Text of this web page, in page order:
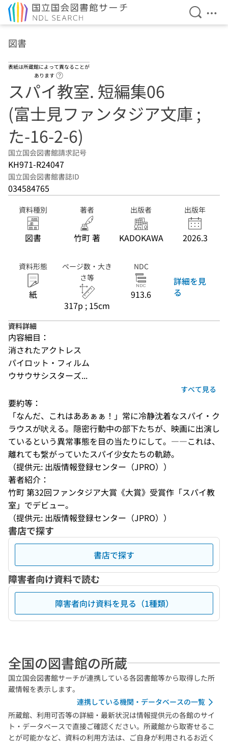
検索を
メ
図書
表紙は所蔵館によって異なることが
あります
スパイ教室. 短編集06
(富士見ファンタジア文庫 ;
た-16-2-6)
国立国会図書館請求記号
KH971-R24047
国立国会図書館書誌ID
034584765
資料種別
図書
著者
竹町 著
出版者
KADOKAWA
出版年
2026.3
資料形態
紙
ページ数・大き
さ等
317p ; 15cm
NDC
913.6
詳細を見
る
資料詳細
内容細目：
消されたアクトレス
パイロット・フィルム
ウサウサシスターズ...
すべて見る
要約等：
「なんだ、これはああぁぁ！」常に冷静沈着なスパイ・ク
ラウスが吠える。隠密行動中の部下たちが、映画に出演し
ているという異常事態を目の当たりにして。――これは、
離れても繋がっていたスパイ少女たちの軌跡。
（提供元: 出版情報登録センター（JPRO））
著者紹介：
竹町 第32回ファンタジア大賞《大賞》受賞作「スパイ教
室」でデビュー。
（提供元: 出版情報登録センター（JPRO））
書店で探す
書店で探す
障害者向け資料で読む
障害者向け資料を見る（1種類）
全国の図書館の所蔵
国立国会図書館サーチが連携している各図書館等から取得した所
蔵情報を表示します。
連携している機関・データベースの一覧
所蔵館、利用可否等の詳細・最新状況は情報提供元の各館のサイ
ト・データベースで直接ご確認ください。所蔵館から取寄せるこ
とが可能かなど、資料の利用方法は、ご自身が利用されるお近く